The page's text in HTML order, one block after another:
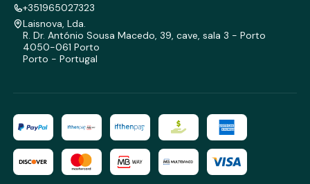
+351965027323
Laisnova, Lda.
R. Dr. António Sousa Macedo, 39, cave, sala 3 - Porto
4050-061 Porto
Porto - Portugal